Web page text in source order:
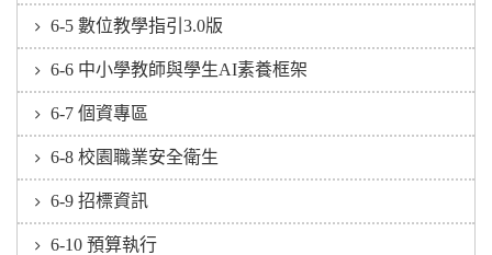
6-5 數位教學指引3.0版
6-6 中小學教師與學生AI素養框架
6-7 個資專區
6-8 校園職業安全衛生
6-9 招標資訊
6-10 預算執行